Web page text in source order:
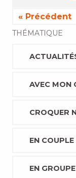
« Précédent
THÉMATIQUE
AVEC MON
CROQUER
EN COUPLE
EN GROUPE